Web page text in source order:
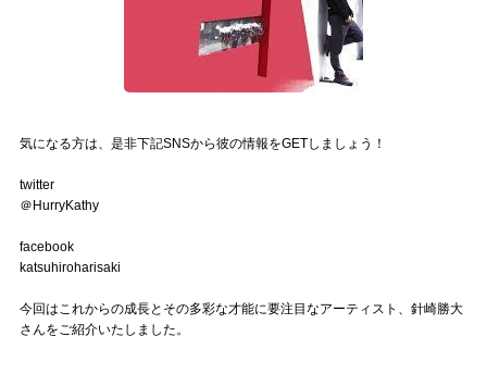
気になる方は、是非下記SNSから彼の情報をGETしましょう！
twitter
＠HurryKathy
facebook
katsuhiroharisaki
今回はこれからの成長とその多彩な才能に要注目なアーティスト、針崎勝大
さんをご紹介いたしました。